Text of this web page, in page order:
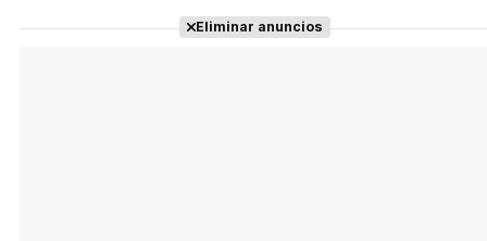
Eliminar anuncios